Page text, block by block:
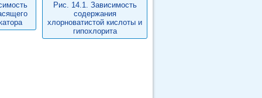
Рис. 14.1. Зависимость
содержания
хлорноватистой кислоты и
гипохлорита